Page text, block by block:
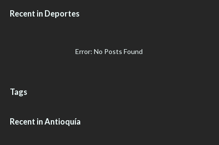
Recent in Deportes
Error: No Posts Found
Tags
Recent in Antioquía